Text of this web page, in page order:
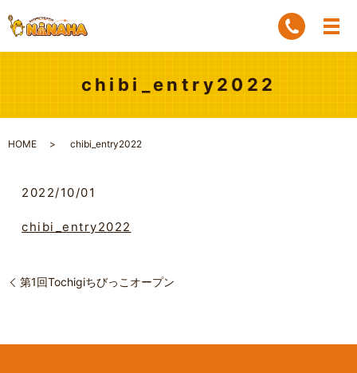
chibi_entry2022
HOME chibi_entry2022
2022/10/01
chibi_entry2022
第1回Tochigiちびっこオープン